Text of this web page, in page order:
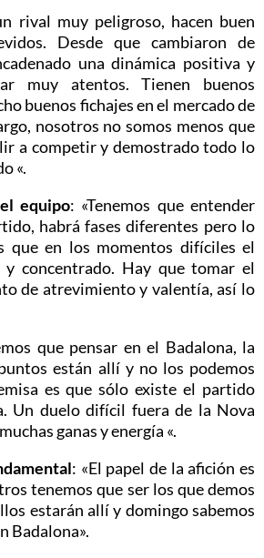
rival muy peligroso, hacen buen
Desde que cambiaron de
una dinámica positiva y
muy atentos. Tienen buenos
buenos fichajes en el mercado de
nosotros no somos menos que
a competir y demostrado todo lo
«.
equipo: «Tenemos que entender
habrá fases diferentes pero lo
que en los momentos difíciles el
concentrado. Hay que tomar el
de atrevimiento y valentía, así lo
que pensar en el Badalona, ​​la
están allí y no los podemos
es que sólo existe el partido
Un duelo difícil fuera de la Nova
ganas y energía «.
: «El papel de la afición es
tenemos que ser los que demos
estarán allí y domingo sabemos
Badalona».